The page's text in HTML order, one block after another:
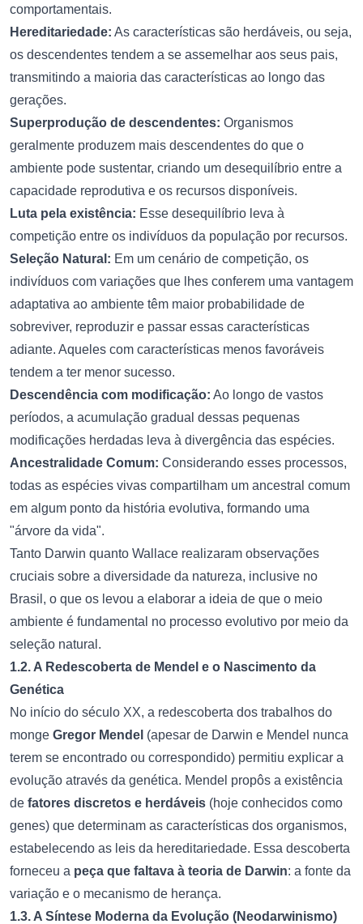
comportamentais.
Hereditariedade: As características são herdáveis, ou seja,
os descendentes tendem a se assemelhar aos seus pais,
transmitindo a maioria das características ao longo das
gerações.
Superprodução de descendentes: Organismos
geralmente produzem mais descendentes do que o
ambiente pode sustentar, criando um desequilíbrio entre a
capacidade reprodutiva e os recursos disponíveis.
Luta pela existência: Esse desequilíbrio leva à
competição entre os indivíduos da população por recursos.
Seleção Natural: Em um cenário de competição, os
indivíduos com variações que lhes conferem uma vantagem
adaptativa ao ambiente têm maior probabilidade de
sobreviver, reproduzir e passar essas características
adiante. Aqueles com características menos favoráveis
tendem a ter menor sucesso.
Descendência com modificação: Ao longo de vastos
períodos, a acumulação gradual dessas pequenas
modificações herdadas leva à divergência das espécies.
Ancestralidade Comum: Considerando esses processos,
todas as espécies vivas compartilham um ancestral comum
em algum ponto da história evolutiva, formando uma
"árvore da vida".
Tanto Darwin quanto Wallace realizaram observações
cruciais sobre a diversidade da natureza, inclusive no
Brasil, o que os levou a elaborar a ideia de que o meio
ambiente é fundamental no processo evolutivo por meio da
seleção natural.
1.2. A Redescoberta de Mendel e o Nascimento da
Genética
No início do século XX, a redescoberta dos trabalhos do
monge Gregor Mendel (apesar de Darwin e Mendel nunca
terem se encontrado ou correspondido) permitiu explicar a
evolução através da genética. Mendel propôs a existência
de fatores discretos e herdáveis (hoje conhecidos como
genes) que determinam as características dos organismos,
estabelecendo as leis da hereditariedade. Essa descoberta
forneceu a peça que faltava à teoria de Darwin: a fonte da
variação e o mecanismo de herança.
1.3. A Síntese Moderna da Evolução (Neodarwinismo)